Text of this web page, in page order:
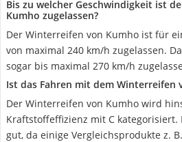
Bis zu welcher Geschwindigkeit ist
Kumho zugelassen?
Der Winterreifen von Kumho ist für
von maximal 240 km/h zugelassen.
sogar bis maximal 270 km/h
Ist das Fahren mit dem Winterreifen
Der Winterreifen von Kumho wird
Kraftstoffeffizienz mit C
gut, da einige Vergleichsprodukte z.